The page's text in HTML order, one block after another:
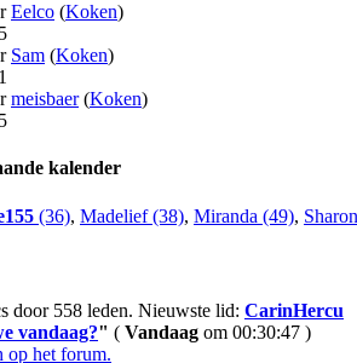
Eelco (Koken)
Sam (Koken)
meisbaer(Koken)
kalender
(36), Madelief (38), Miranda (49),
door 558 leden. Nieuwste lid: CarinHercu
vandaag?" ( Vandaag om 00:30:47 )
op het forum.